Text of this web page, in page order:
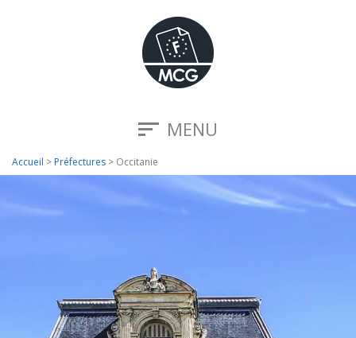
MENU
Accueil > Préfectures > Occitanie